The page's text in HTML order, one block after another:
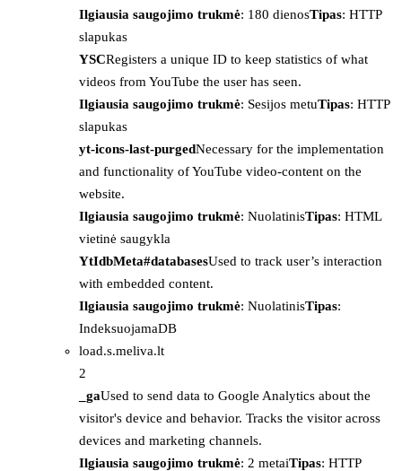
Ilgiausia saugojimo trukmė: 180 dienosTipas: HTTP
slapukas
YSCRegisters a unique ID to keep statistics of what
videos from YouTube the user has seen.
Ilgiausia saugojimo trukmė: Sesijos metuTipas: HTTP
slapukas
yt-icons-last-purgedNecessary for the implementation
and functionality of YouTube video-content on the
website.
Ilgiausia saugojimo trukmė: NuolatinisTipas: HTML
vietinė saugykla
YtIdbMeta#databasesUsed to track user’s interaction
with embedded content.
Ilgiausia saugojimo trukmė: NuolatinisTipas:
IndeksuojamaDB
load.s.meliva.lt
2
_gaUsed to send data to Google Analytics about the
visitor's device and behavior. Tracks the visitor across
devices and marketing channels.
Ilgiausia saugojimo trukmė: 2 metaiTipas: HTTP